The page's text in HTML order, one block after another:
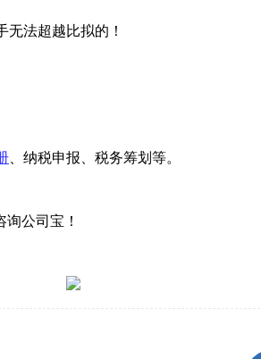
法超越比拟的！
、纳税申报、税务筹划等。
公司宝！